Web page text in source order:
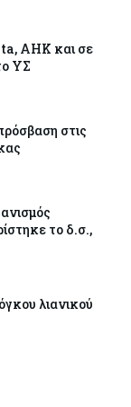
της
στάση
Έφτασε το 1
λιανικού
AHK και σε
ΥΣ
στις
το δ.σ.,
λιανικού